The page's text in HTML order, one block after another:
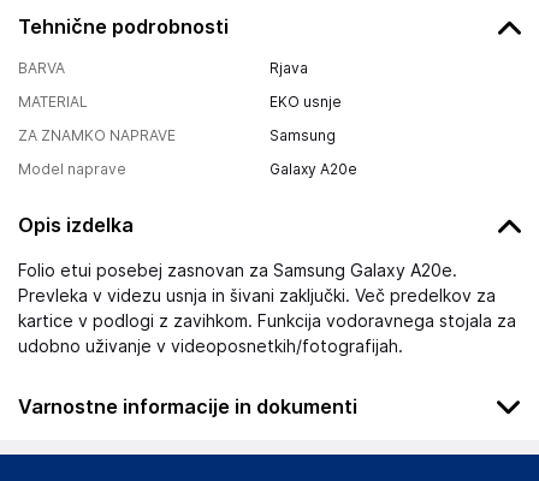
Tehnične podrobnosti
BARVA
Rjava
MATERIAL
EKO usnje
ZA ZNAMKO NAPRAVE
Samsung
Model naprave
Galaxy A20e
Opis izdelka
Folio etui posebej zasnovan za Samsung Galaxy A20e.
Prevleka v videzu usnja in šivani zaključki. Več predelkov za
kartice v podlogi z zavihkom. Funkcija vodoravnega stojala za
udobno uživanje v videoposnetkih/fotografijah.
Varnostne informacije in dokumenti
Podatki o proizvajalcu